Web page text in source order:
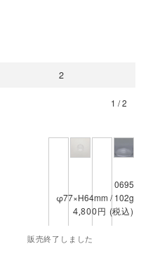
2
0695
φ77×H64mm / 102g
4,800円 (税込)
販売終了しました